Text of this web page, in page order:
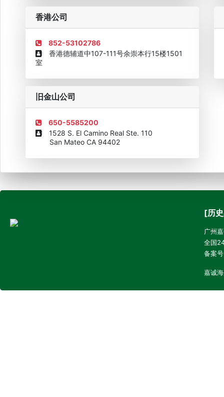
企业诚信AAAAA奖牌2015 欧美澳最具价值品牌移民机构
香港公司
852-53102786
香港德辅道中107-111号余崇本行15楼1501
室
旧金山公司
650-5585200
1528 S. El Camino Real Ste. 110
San Mateo CA 94402
[历
广州
全国
备案
嘉诚